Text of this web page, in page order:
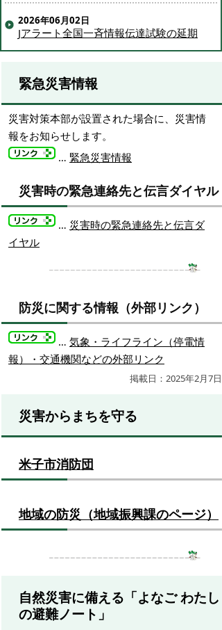
2026年06月02日
Jアラート全国一斉情報伝達試験の延期
緊急災害情報
災害対策本部が設置された場合に、災害情
報をお知らせします。
… 緊急災害情報
災害時の緊急連絡先と伝言ダイヤル
… 災害時の緊急連絡先と伝言ダ
イヤル
防災に関する情報（外部リンク）
… 気象・ライフライン（停電情
報）・交通機関などの外部リンク
掲載日：2025年2月7日
災害からまちを守る
米子市消防団
地域の防災（地域振興課のページ）
自然災害に備える「よなご わたし
の避難ノート」